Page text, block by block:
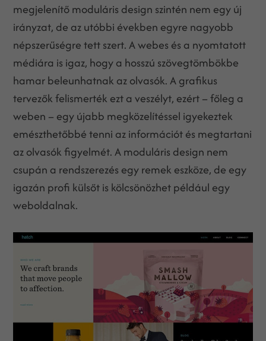
megjelenítő moduláris design szintén nem egy új
irányzat, de az utóbbi években egyre nagyobb
népszerűségre tett szert. A webes és a nyomtatott
médiára is igaz, hogy a hosszú szövegtömbökbe
hamar beleunhatnak az olvasók. A grafikus
tervezők felismerték ezt a veszélyt, ezért – főleg a
weben – egy újabb megközelítéssel igyekeztek
emészthetőbbé tenni az információt és megtartani
az olvasók figyelmét. A moduláris design nem
csupán a rendszerezés egy remek eszköze, de egy
igazán profi külsőt is kölcsönözhet például egy
weboldalnak.